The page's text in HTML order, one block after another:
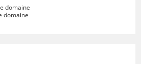
domaine
domaine